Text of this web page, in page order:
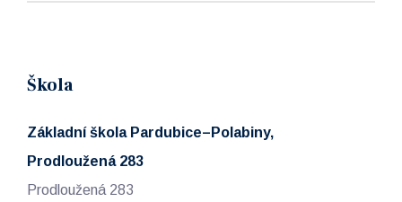
Škola
Základní škola Pardubice–Polabiny,
Prodloužená 283
Prodloužená 283